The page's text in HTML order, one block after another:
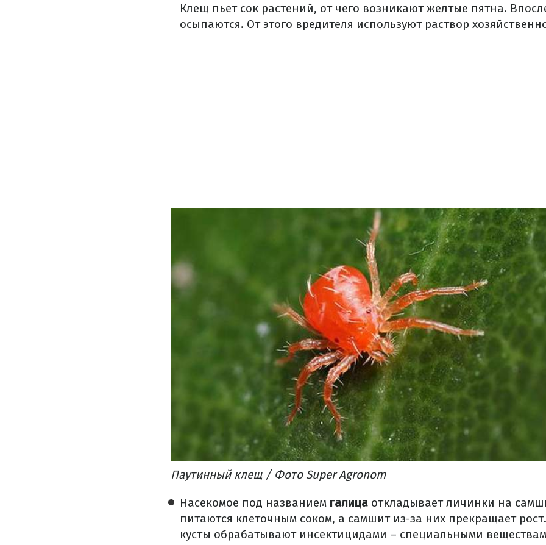
Клещ пьет сок растений, от чего возникают желтые пятна.
осыпаются. От этого вредителя используют раствор
Паутинный клещ / Фото Super Agronom
Насекомое под названием галица откладывает личинки на
питаются клеточным соком, а самшит из-за них прекращает
кусты обрабатывают инсектицидами – специальными